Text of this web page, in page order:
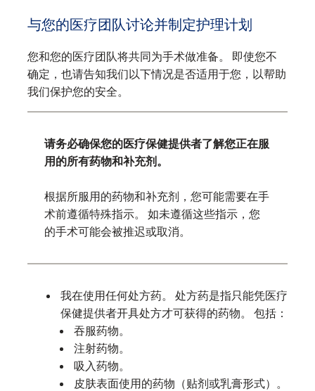
与您的医疗团队讨论并制定护理计划
您和您的医疗团队将共同为手术做准备。 即使您不
确定，也请告知我们以下情况是否适用于您，以帮助
我们保护您的安全。
请务必确保您的医疗保健提供者了解您正在服
用的所有药物和补充剂。
根据所服用的药物和补充剂，您可能需要在手
术前遵循特殊指示。 如未遵循这些指示，您
的手术可能会被推迟或取消。
我在使用任何处方药。 处方药是指只能凭医疗
保健提供者开具处方才可获得的药物。 包括：
吞服药物。
注射药物。
吸入药物。
皮肤表面使用的药物（贴剂或乳膏形式）。